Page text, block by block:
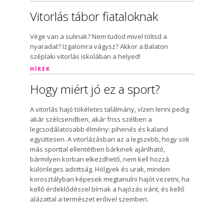
Vitorlás tábor fiataloknak
Vége van a sulinak? Nem tudod mivel töltsd a
nyaradat? Izgalomra vágysz? Akkor a Balaton
széplaki vitorlás iskolában a helyed!
HÍREK
Hogy miért jó ez a sport?
A vitorlás hajó tökéletes találmány, vízen lenni pedig
akár szélcsendben, akár friss szélben a
legcsodálatosabb élmény: pihenés és kaland
együttesen. A vitorlázásban az a legszebb, hogy sok
más sporttal ellentétben bárkinek ajánlható,
bármilyen korban elkezdhető, nem kell hozzá
különleges adottság. Hölgyek és urak, minden
korosztályban képesek megtanulni hajót vezetni, ha
kellő érdeklődéssel bírnak a hajózás iránt, és kellő
alázattal a természet erőivel szemben.